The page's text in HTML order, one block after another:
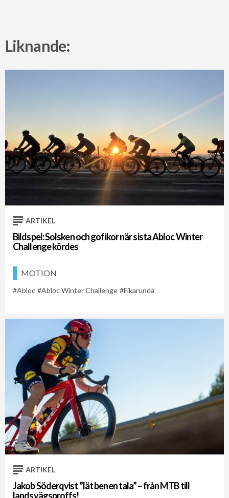
Liknande:
ARTIKEL
Bildspel: Solsken och gofikor när sista Abloc Winter
Challenge kördes
MOTION
Abloc Abloc Winter Challenge Fikarunda
ARTIKEL
Jakob Söderqvist ”lät benen tala” – från MTB till
landsvägsproffs!